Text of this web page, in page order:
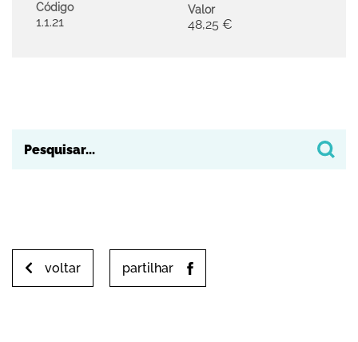
Código
1.1.21
Valor
48,25 €
voltar partilhar